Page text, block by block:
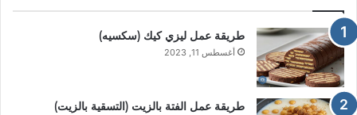
طريقة عمل ليزي كيك (سكسيه)
أغسطس 11, 2023
طريقة عمل الفتة بالزيت (التسقية بالزيت)